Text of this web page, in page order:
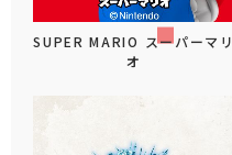
SUPER MARIO スーパーマリ
オ